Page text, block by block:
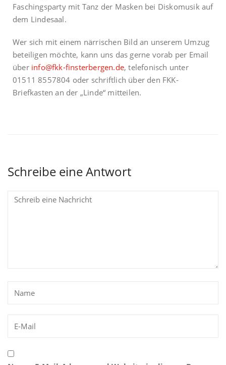
Faschingsparty mit Tanz der Masken bei Diskomusik auf
dem Lindesaal.
Wer sich mit einem närrischen Bild an unserem Umzug
beteiligen möchte, kann uns das gerne vorab per Email
über info@fkk-finsterbergen.de, telefonisch unter
01511 8557804 oder schriftlich über den FKK-
Briefkasten an der „Linde“ mitteilen.
Schreibe eine Antwort